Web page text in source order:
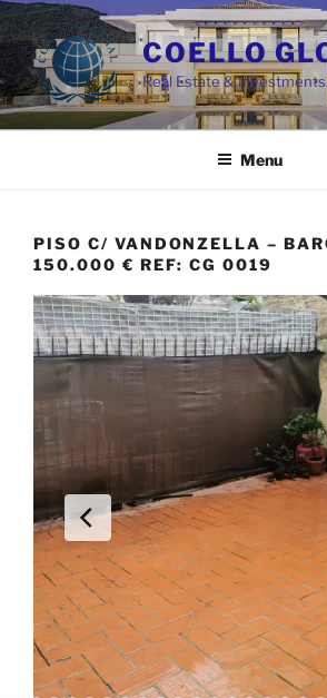
Skip
to
content
COELLO
Real Estate &
Menu
PISO C/ VANDONZELLA –
150.000 € REF: CG 0019